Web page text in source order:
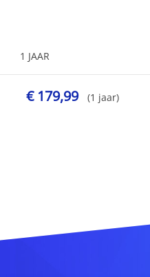
1 JAAR
€ 179,99 (1 jaar)